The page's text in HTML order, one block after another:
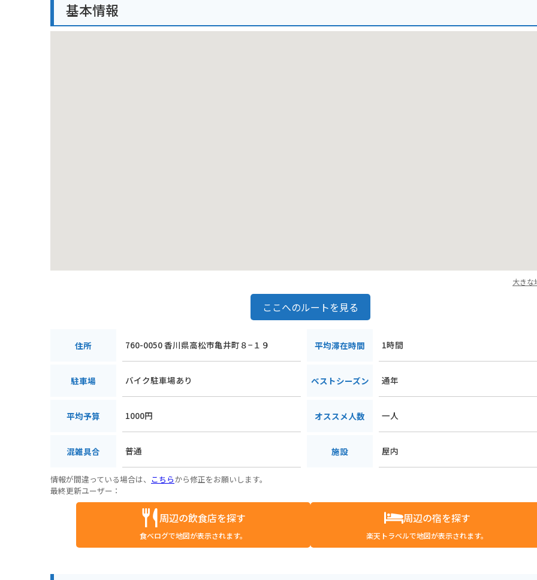
香川県の名産品としては、うどん以外にも、和三盆糖やオリーブオイルなどがあります。高松市内の見どころとしては、栗林公
さい。
基本情報
大きな
ここへのルートを見る
住所 760-0050 香川県高松市亀井町８−１９ 平均滞在時間 1時間
駐車場 バイク駐車場あり ベストシーズン 通年
平均予算 1000円 オススメ人数 一人
混雑具合 普通 施設 屋内
情報が間違っている場合は、 こちらから修正をお願いします。
最終更新ユーザー：
周辺の飲食店を探す
食べログで地図が表示されます。
周辺の宿を探す
楽天トラベルで地図が表示されます。